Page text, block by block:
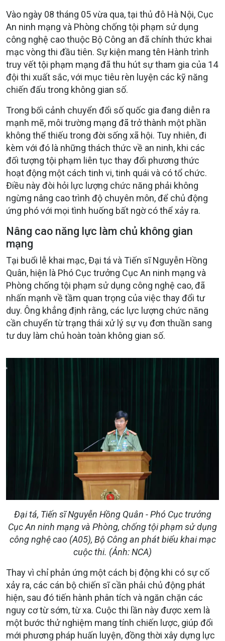
Vào ngày 08 tháng 05 vừa qua, tại thủ đô Hà Nội, Cục
An ninh mạng và Phòng chống tội phạm sử dụng
công nghệ cao thuộc Bộ Công an đã chính thức khai
mạc vòng thi đầu tiên. Sự kiện mang tên Hành trình
truy vết tội phạm mạng đã thu hút sự tham gia của 14
đội thi xuất sắc, với mục tiêu rèn luyện các kỹ năng
chiến đấu trong không gian số.
Trong bối cảnh chuyển đổi số quốc gia đang diễn ra
mạnh mẽ, môi trường mạng đã trở thành một phần
không thể thiếu trong đời sống xã hội. Tuy nhiên, đi
kèm với đó là những thách thức về an ninh, khi các
đối tượng tội phạm liên tục thay đổi phương thức
hoạt động một cách tinh vi, tinh quái và có tổ chức.
Điều này đòi hỏi lực lượng chức năng phải không
ngừng nâng cao trình độ chuyên môn, để chủ động
ứng phó với mọi tình huống bất ngờ có thể xảy ra.
Nâng cao năng lực làm chủ không gian
mạng
Tại buổi lễ khai mạc, Đại tá và Tiến sĩ Nguyễn Hồng
Quân, hiện là Phó Cục trưởng Cục An ninh mạng và
Phòng chống tội phạm sử dụng công nghệ cao, đã
nhấn mạnh về tầm quan trọng của việc thay đổi tư
duy. Ông khẳng định rằng, các lực lượng chức năng
cần chuyển từ trạng thái xử lý sự vụ đơn thuần sang
tư duy làm chủ hoàn toàn không gian số.
Đại tá, Tiến sĩ Nguyễn Hồng Quân - Phó Cục trưởng
Cục An ninh mạng và Phòng, chống tội phạm sử dụng
công nghệ cao (A05), Bộ Công an phát biểu khai mạc
cuộc thi. (Ảnh: NCA)
Thay vì chỉ phản ứng một cách bị động khi có sự cố
xảy ra, các cán bộ chiến sĩ cần phải chủ động phát
hiện, sau đó tiến hành phân tích và ngăn chặn các
nguy cơ từ sớm, từ xa. Cuộc thi lần này được xem là
một bước thử nghiệm mang tính chiến lược, giúp đổi
mới phương pháp huấn luyện, đồng thời xây dựng lực